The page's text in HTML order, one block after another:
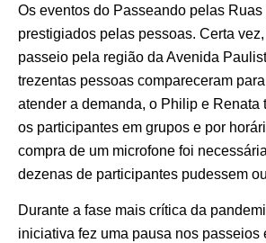
Os eventos do Passeando pelas Ruas
prestigiados pelas pessoas. Certa
passeio pela região da Avenida
trezentas pessoas compareceram
atender a demanda, o Philip e Renata
os participantes em grupos e por
compra de um microfone foi
dezenas de participantes pudessem
Durante a fase mais crítica da
iniciativa fez uma pausa nos passeios